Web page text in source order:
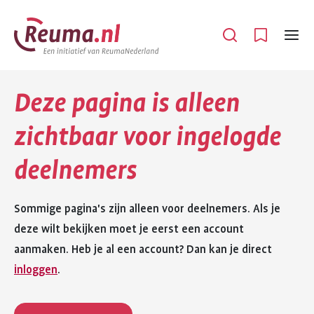
Spring
naar
hoofdinhoud
Spring
naar
footer
Open
Menu
Deze pagina is alleen
zichtbaar voor ingelogde
deelnemers
Sommige pagina's zijn alleen voor deelnemers. Als je
deze wilt bekijken moet je eerst een account
aanmaken. Heb je al een account? Dan kan je direct
inloggen.